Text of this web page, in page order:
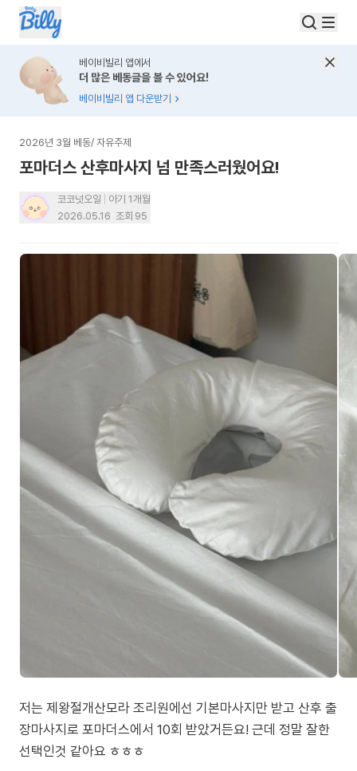
베이비빌리 앱에서
더 많은 베동글을 볼 수 있어요!
베이비빌리 앱 다운받기
2026년 3월 베동/ 자유주제
포마더스 산후마사지 넘 만족스러웠어요!
코코넛오일
아기 1개월
2026.05.16 조회 95
저는 제왕절개산모라 조리원에선 기본마사지만 받고 산후 출
장마사지로 포마더스에서 10회 받았거든요! 근데 정말 잘한
선택인것 같아요 ㅎㅎㅎ